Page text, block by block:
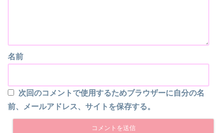
名前
次回のコメントで使用するためブラウザーに自分の名
前、メールアドレス、サイトを保存する。